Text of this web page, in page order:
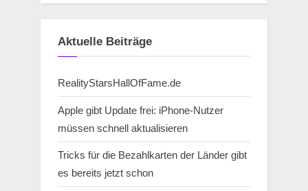
Aktuelle Beiträge
RealityStarsHallOfFame.de
Apple gibt Update frei: iPhone-Nutzer
müssen schnell aktualisieren
Tricks für die Bezahlkarten der Länder gibt
es bereits jetzt schon